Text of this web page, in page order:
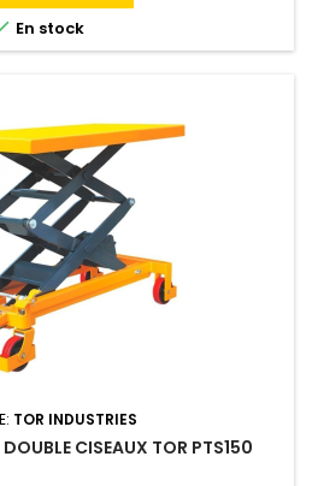
En stock
TOR INDUSTRIES
DOUBLE CISEAUX TOR PTS150